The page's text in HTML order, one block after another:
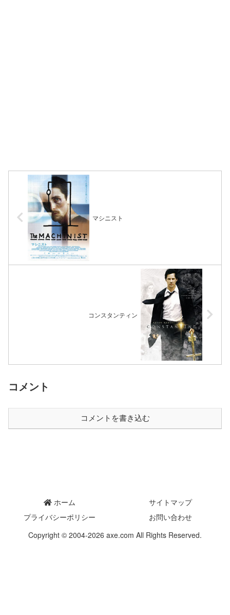
マシニスト
コンスタンティン
コメント
コメントを書き込む
ホーム
サイトマップ
プライバシーポリシー
お問い合わせ
Copyright © 2004-2026 axe.com All Rights Reserved.